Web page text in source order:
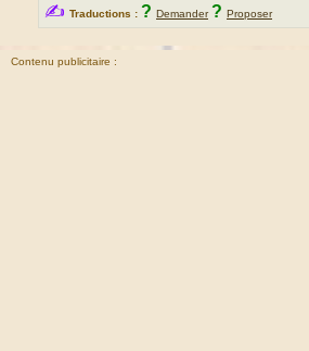
✍ Traductions : ? Demander ? Proposer
Contenu publicitaire :